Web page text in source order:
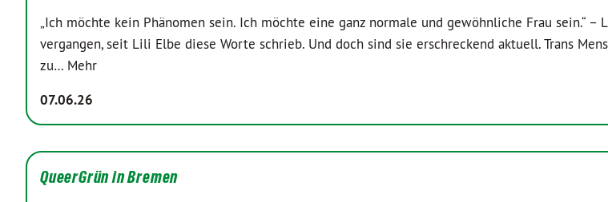
„Ich möchte kein Phänomen sein. Ich möchte eine ganz normale und gewöhnliche Frau sein.“ –
vergangen, seit Lili Elbe diese Worte schrieb. Und doch sind sie erschreckend aktuell. Trans
zu… Mehr
07.06.26
QueerGrün in Bremen